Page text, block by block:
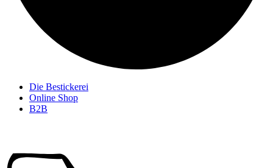
Die Bestickerei
Online Shop
B2B